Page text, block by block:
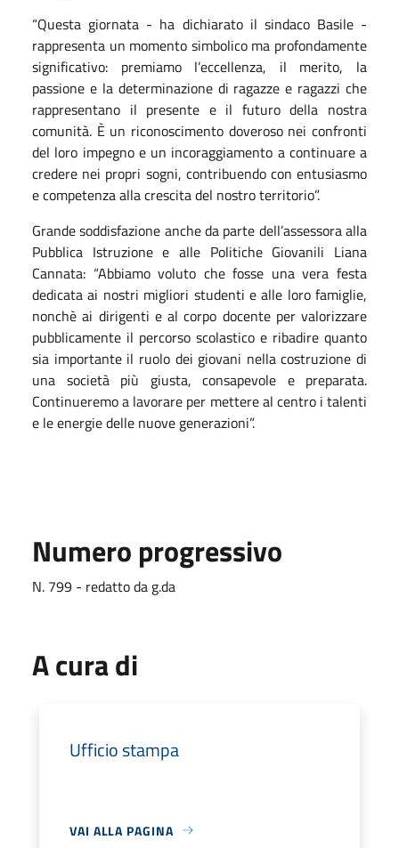
“Questa giornata - ha dichiarato il sindaco Basile -
rappresenta un momento simbolico ma profondamente
significativo: premiamo l’eccellenza, il merito, la
passione e la determinazione di ragazze e ragazzi che
rappresentano il presente e il futuro della nostra
comunità. È un riconoscimento doveroso nei confronti
del loro impegno e un incoraggiamento a continuare a
credere nei propri sogni, contribuendo con entusiasmo
e competenza alla crescita del nostro territorio”.
Grande soddisfazione anche da parte dell’assessora alla
Pubblica Istruzione e alle Politiche Giovanili Liana
Cannata: “Abbiamo voluto che fosse una vera festa
dedicata ai nostri migliori studenti e alle loro famiglie,
nonchè ai dirigenti e al corpo docente per valorizzare
pubblicamente il percorso scolastico e ribadire quanto
sia importante il ruolo dei giovani nella costruzione di
una società più giusta, consapevole e preparata.
Continueremo a lavorare per mettere al centro i talenti
e le energie delle nuove generazioni”.
Numero progressivo
N. 799 - redatto da g.da
A cura di
Ufficio stampa
VAI ALLA PAGINA